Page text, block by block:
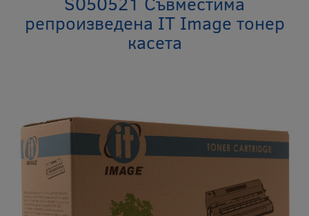
репроизведена IT Image тонер
касета